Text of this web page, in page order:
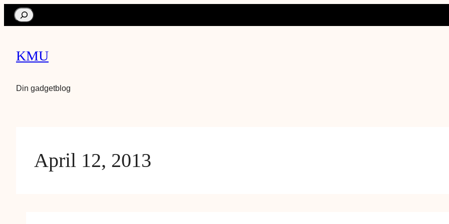
Search
KMU
Din gadgetblog
April 12, 2013